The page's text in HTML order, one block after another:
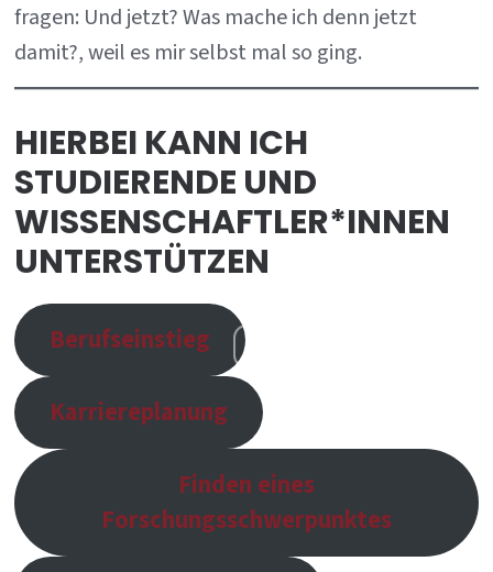
fragen: Und jetzt? Was mache ich denn jetzt
damit?, weil es mir selbst mal so ging.
HIERBEI KANN ICH
STUDIERENDE UND
WISSENSCHAFTLER*INNEN
UNTERSTÜTZEN
Berufseinstieg
Karriereplanung
Finden eines
Forschungsschwerpunktes